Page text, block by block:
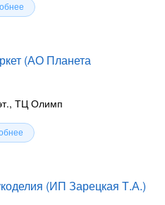
(АО Планета
ТЦ Олимп
(ИП Зарецкая Т.А.)